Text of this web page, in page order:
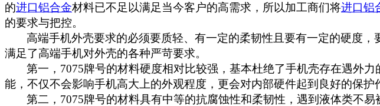
的进口铝合金材料已不足以满足当今客户的高需求，所以加工商们将进口铝
的要求与把控。
高端手机外壳要求的必须要质轻、有一定的柔韧性且要有一定的硬度
满足了高端手机对外壳的各种严苛要求。
第一， 7075牌号的材料硬度相对比较强，基本杜绝了手机壳存在遇外力
能，不仅不会影响手机高大上的外观程度，更会对内部硬件起到良好的保护
第二， 7075牌号的材料具有中等的抗腐蚀性和柔韧性，遇到液体类不